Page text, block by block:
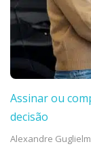
Assinar ou
decisão
Alexandre